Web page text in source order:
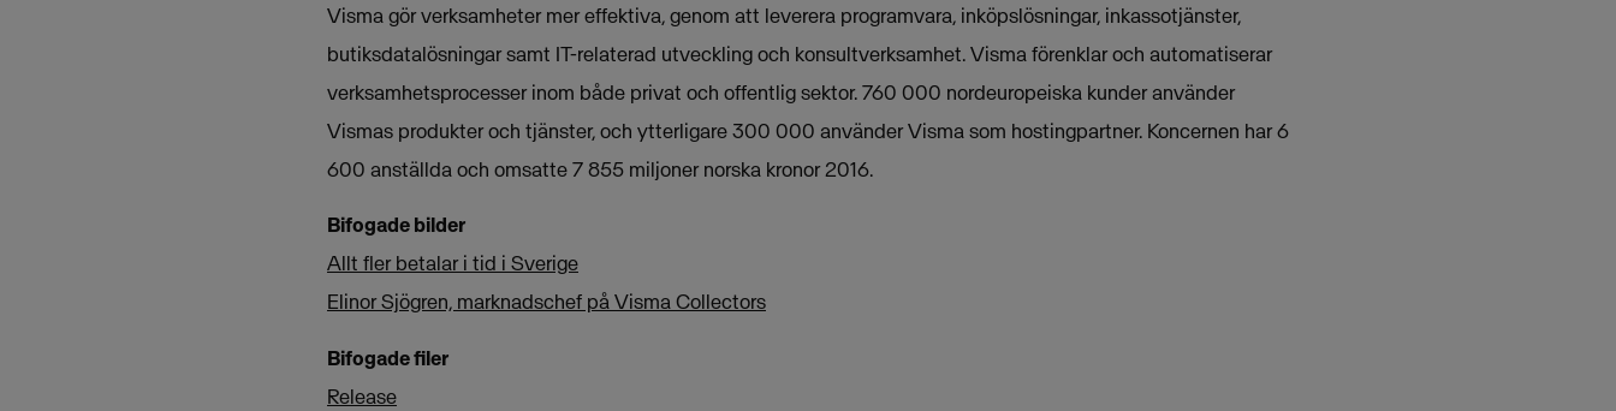
Visma gör verksamheter mer effektiva, genom att leverera programvara, inköpslösningar, inkassotjänster,
butiksdatalösningar samt IT-relaterad utveckling och konsultverksamhet. Visma förenklar och automatiserar
verksamhetsprocesser inom både privat och offentlig sektor. 760 000 nordeuropeiska kunder använder
Vismas produkter och tjänster, och ytterligare 300 000 använder Visma som hostingpartner. Koncernen har 6
600 anställda och omsatte 7 855 miljoner norska kronor 2016.
Bifogade bilder
Allt fler betalar i tid i Sverige
Elinor Sjögren, marknadschef på Visma Collectors
Bifogade filer
Release